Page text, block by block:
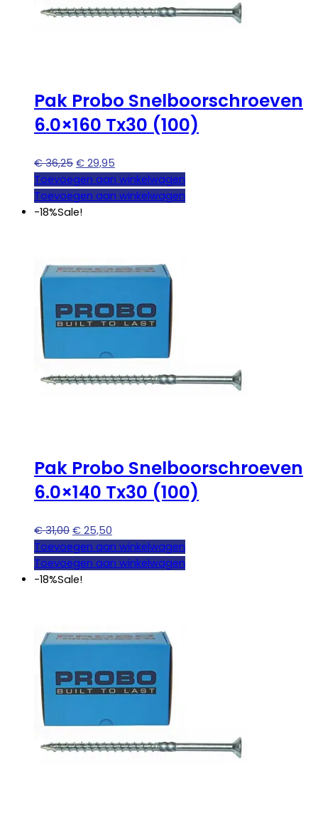
Pak Probo Snelboorschroeven
6.0×160 Tx30 (100)
€36,25 Oorspronkelijke
prijs
was:
€ 36,25.
€ 29,95
prijs
is:
Toevoegen aan winkelwagen
Toevoegen aan winkelwagen
-18%Sale!
Pak Probo Snelboorschroeven
6.0×140 Tx30 (100)
€31,00 Oorspronkelijke
prijs
was:
€ 31,00.
€ 25,50
prijs
is:
Toevoegen aan winkelwagen
Toevoegen aan winkelwagen
-18%Sale!